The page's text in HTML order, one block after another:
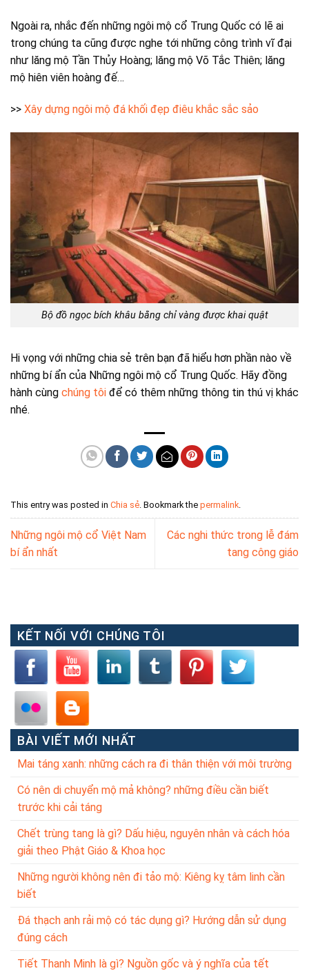
Ngoài ra, nhắc đến những ngôi mộ cổ Trung Quốc có lẽ ai
trong chúng ta cũng được nghe tới những công trình vĩ đại
như lăng mộ Tần Thủy Hoàng; lăng mộ Võ Tắc Thiên; lăng
mộ hiên viên hoàng đế…
>> Xây dựng ngôi mộ đá khối đẹp điêu khắc sắc sảo
Bộ đồ ngọc bích khâu bằng chỉ vàng được khai quật
Hi vọng với những chia sẻ trên bạn đã hiểu hơn phần nào về
những bí ẩn của Những ngôi mộ cổ Trung Quốc. Hãy đồng
hành cùng chúng tôi để có thêm những thông tin thú vị khác
nhé.
This entry was posted in Chia sẻ . Bookmark the permalink
Những ngôi mộ cổ Việt Nam
bí ẩn nhất
Các nghi thức trong lễ đám
tang công giáo
KẾT NỐI VỚI CHÚNG TÔI
BÀI VIẾT MỚI NHẤT
Mai táng xanh: những cách ra đi thân thiện với môi trường
Có nên di chuyển mộ mả không? những điều cần biết
trước khi cải táng
Chết trùng tang là gì? Dấu hiệu, nguyên nhân và cách hóa
giải theo Phật Giáo & Khoa học
Những người không nên đi tảo mộ: Kiêng kỵ tâm linh cần
biết
Đá thạch anh rải mộ có tác dụng gì? Hướng dẫn sử dụng
đúng cách
Tiết Thanh Minh là gì? Nguồn gốc và ý nghĩa của tết